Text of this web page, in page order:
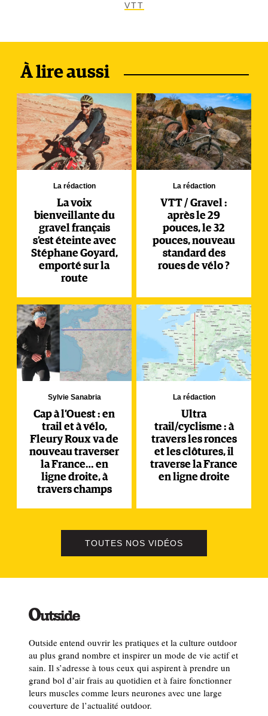
VTT
À lire aussi
La rédaction
La voix
bienveillante du
gravel français
s’est éteinte avec
Stéphane Goyard,
emporté sur la
route
La rédaction
VTT / Gravel :
après le 29
pouces, le 32
pouces, nouveau
standard des
roues de vélo ?
Sylvie Sanabria
Cap à l’Ouest : en
trail et à vélo,
Fleury Roux va de
nouveau traverser
la France… en
ligne droite, à
travers champs
La rédaction
Ultra
trail/cyclisme : à
travers les ronces
et les clôtures, il
traverse la France
en ligne droite
TOUTES NOS VIDÉOS
Outside entend ouvrir les pratiques et la culture outdoor
au plus grand nombre et inspirer un mode de vie actif et
sain. Il s’adresse à tous ceux qui aspirent à prendre un
grand bol d’air frais au quotidien et à faire fonctionner
leurs muscles comme leurs neurones avec une large
couverture de l’actualité outdoor.